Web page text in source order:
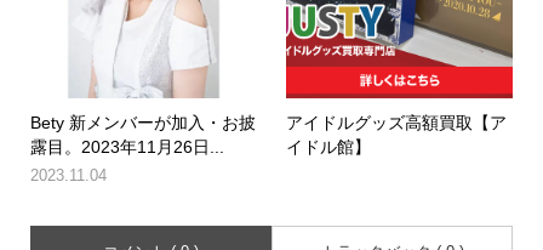
Bety 新メンバーが加入・お披
露目。2023年11月26日...
2023.11.04
アイドルグッズ高額買取【ア
イドル館】